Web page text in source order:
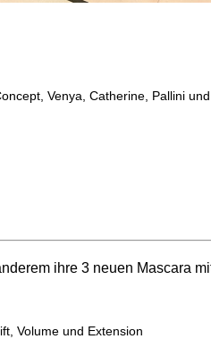
Venya, Catherine, Pallini
ihre 3 neuen Mascara
Volume und Extension